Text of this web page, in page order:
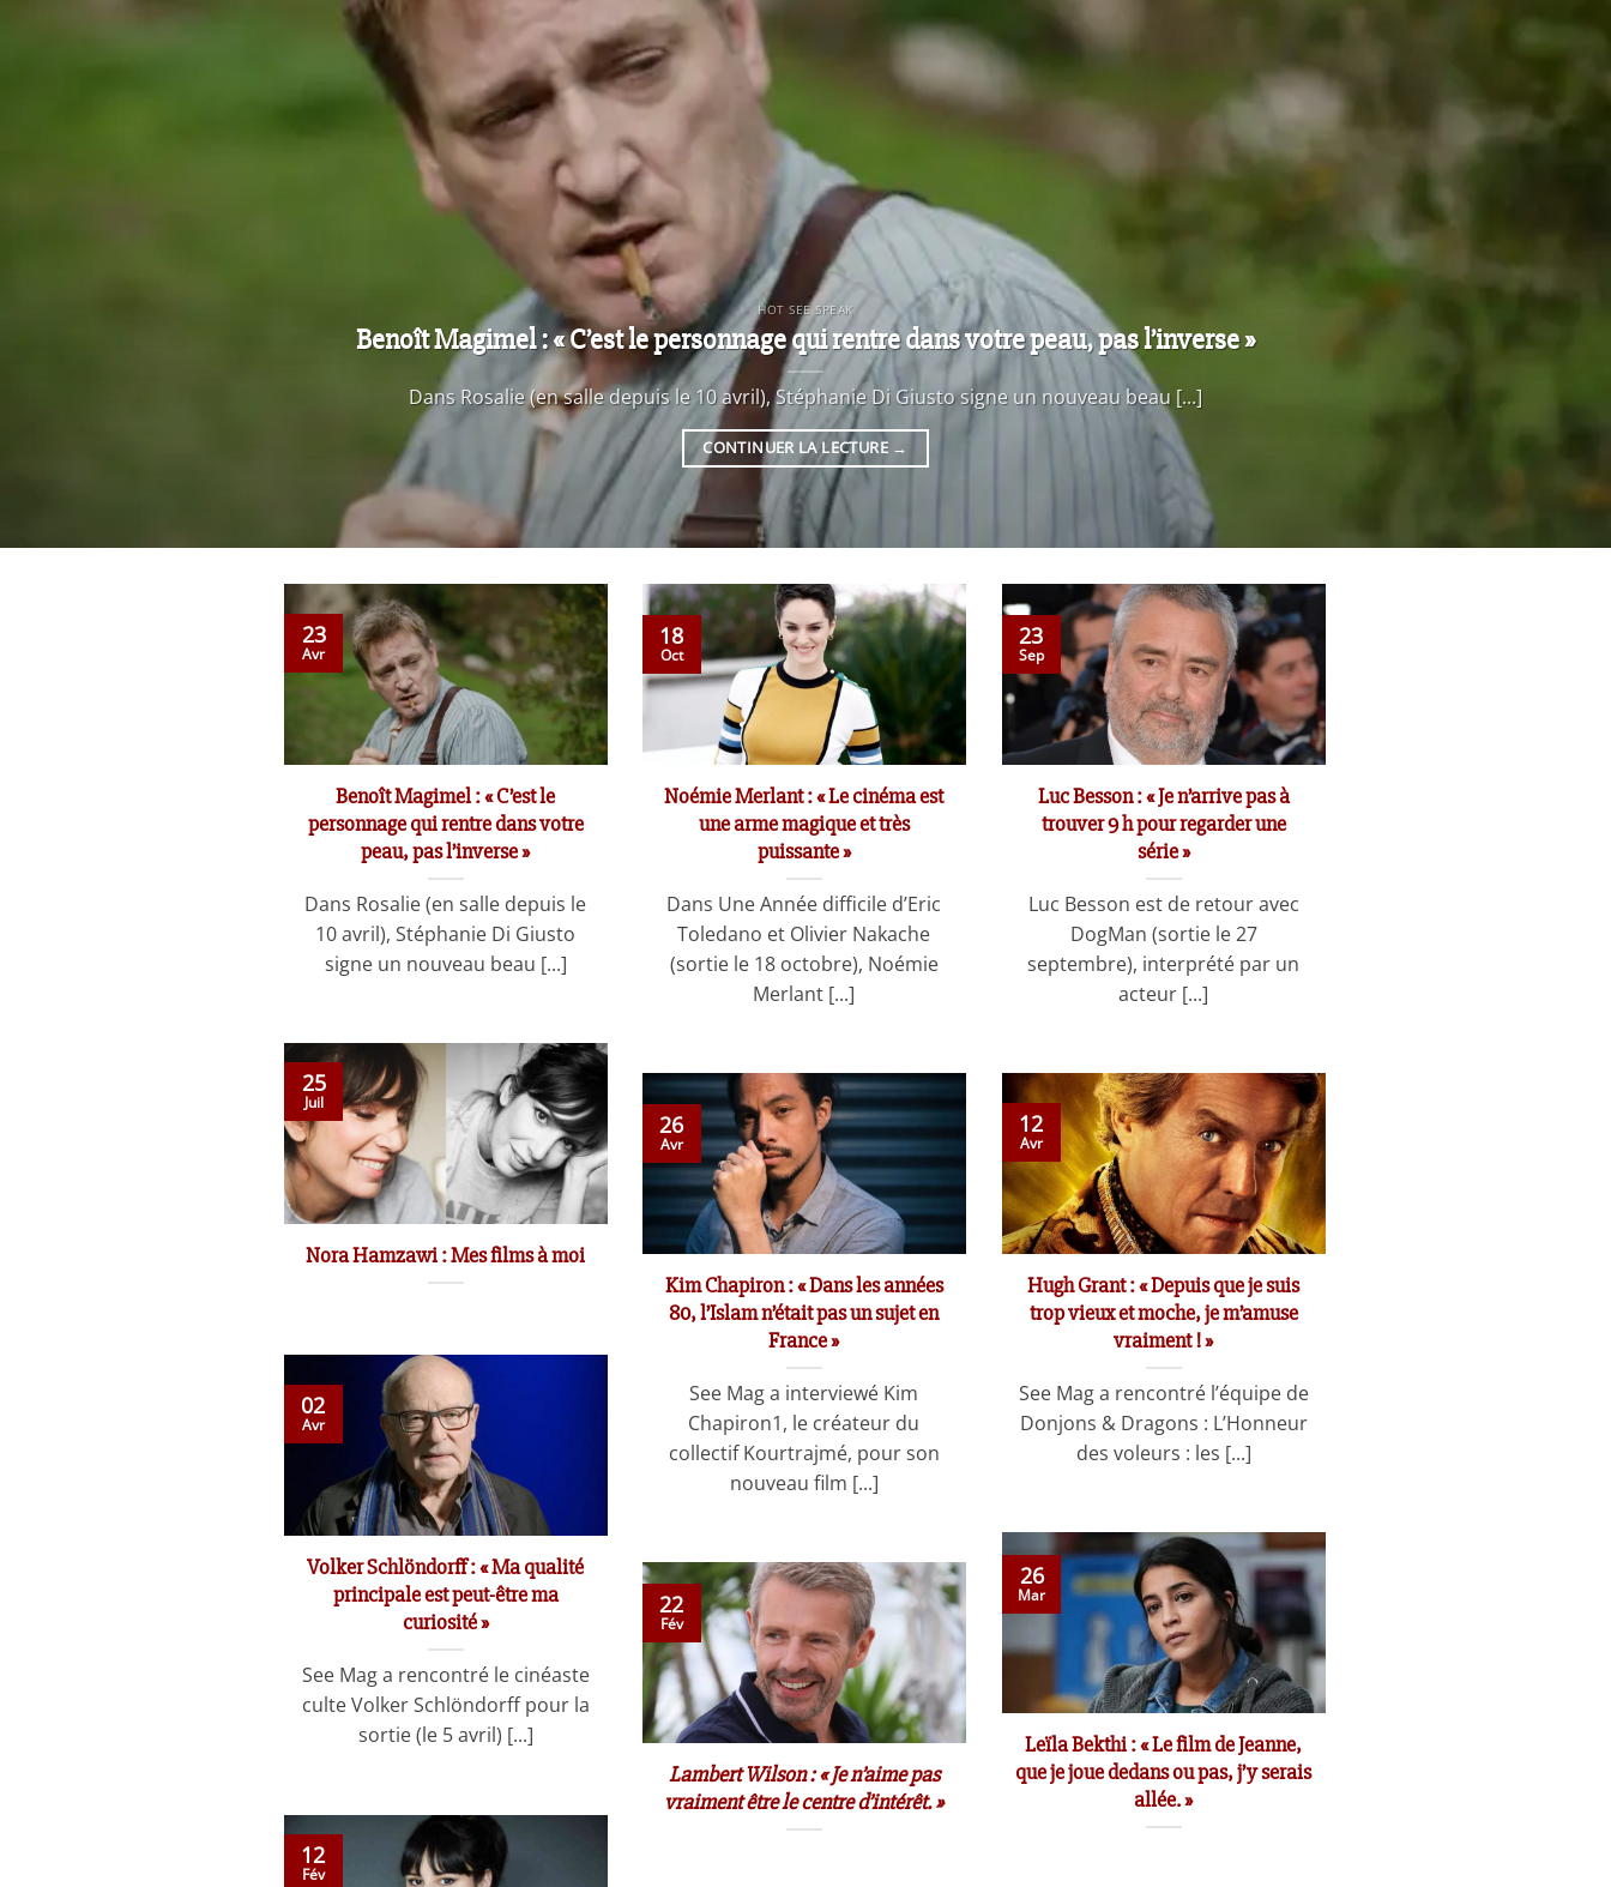
HOT SEE SPEAK
Benoît Magimel : « C’est le personnage qui rentre dans votre peau, pas l’inverse »
Dans Rosalie (en salle depuis le 10 avril), Stéphanie Di Giusto signe un nouveau beau [...]
CONTINUER LA LECTURE →
Benoît Magimel : « C’est le
personnage qui rentre dans votre
peau, pas l’inverse »
Dans Rosalie (en salle depuis le
10 avril), Stéphanie Di Giusto
signe un nouveau beau [...]
23
Avr
Noémie Merlant : « Le cinéma est
une arme magique et très
puissante »
Dans Une Année difficile d’Eric
Toledano et Olivier Nakache
(sortie le 18 octobre), Noémie
Merlant [...]
18
Oct
Luc Besson : « Je n’arrive pas à
trouver 9 h pour regarder une
série »
Luc Besson est de retour avec
DogMan (sortie le 27
septembre), interprété par un
acteur [...]
23
Sep
Nora Hamzawi : Mes films à moi
25
Juil
Kim Chapiron : « Dans les années
80, l’Islam n’était pas un sujet en
France »
See Mag a interviewé Kim
Chapiron1, le créateur du
collectif Kourtrajmé, pour son
nouveau film [...]
26
Avr
Hugh Grant : « Depuis que je suis
trop vieux et moche, je m’amuse
vraiment ! »
See Mag a rencontré l’équipe de
Donjons & Dragons : L’Honneur
des voleurs : les [...]
12
Avr
Volker Schlöndorff : « Ma qualité
principale est peut-être ma
curiosité »
See Mag a rencontré le cinéaste
culte Volker Schlöndorff pour la
sortie (le 5 avril) [...]
02
Avr
Leïla Bekthi : « Le film de Jeanne,
que je joue dedans ou pas, j’y serais
allée. »
26
Mar
Lambert Wilson : « Je n’aime pas
vraiment être le centre d’intérêt. »
22
Fév
12
Fév